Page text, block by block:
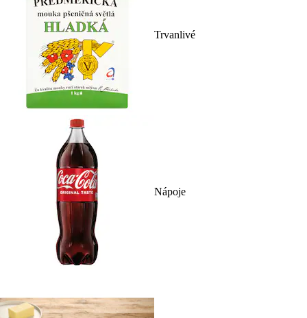
Trvanlivé
Nápoje